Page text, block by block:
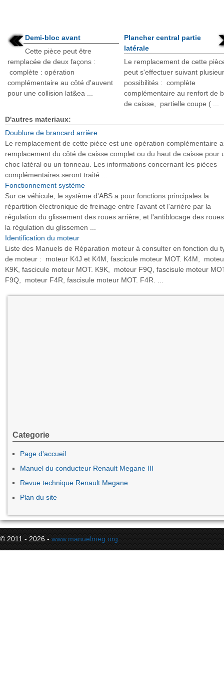
Demi-bloc avant
Cette pièce peut être
remplacée de deux façons :
complète : opération
complémentaire au côté d'auvent
pour une collision lat&ea ...
Plancher central partie
latérale
Le remplacement de cette
peut s'effectuer suivant
possibilités : complète
complémentaire au renfort de
de caisse, partielle coupe ( ...
D'autres materiaux:
Doublure de brancard arrière
Le remplacement de cette pièce est une opération complémentaire
remplacement du côté de caisse complet ou du haut de caisse pour
choc latéral ou un tonneau. Les informations concernant les pièces
complémentaires seront traité ...
Fonctionnement système
Sur ce véhicule, le système d'ABS a pour fonctions principales la
répartition électronique de freinage entre l'avant et l'arrière par la
régulation du glissement des roues arrière, et l'antiblocage des
la régulation du glissemen ...
Identification du moteur
Liste des Manuels de Réparation moteur à consulter en fonction du
de moteur : moteur K4J et K4M, fascicule moteur MOT. K4M,
K9K, fascicule moteur MOT. K9K, moteur F9Q, fascisule moteur
F9Q, moteur F4R, fascisule moteur MOT. F4R. ...
Categorie
Page d'accueil
Manuel du conducteur Renault Megane III
Revue technique Renault Megane
Plan du site
© 2011 - 2026 - www.manuelmeg.org